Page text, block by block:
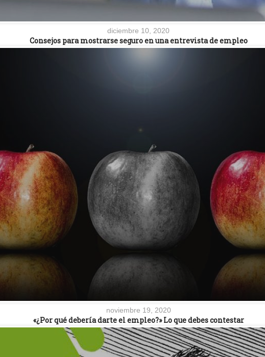
diciembre 10, 2020
Consejos para mostrarse seguro en una entrevista de empleo
noviembre 19, 2020
«¿Por qué debería darte el empleo?» Lo que debes contestar